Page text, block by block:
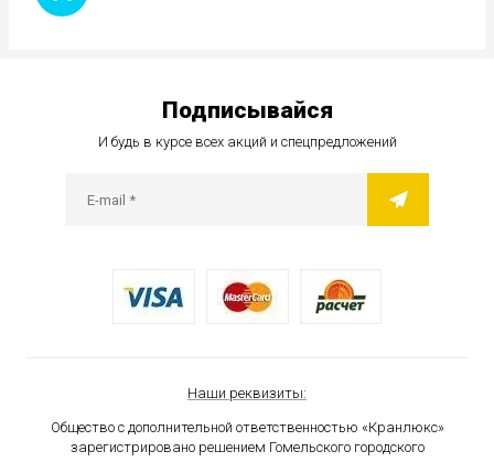
Наши реквизиты:
Общество с дополнительной ответственностью «Кранлюкс»
зарегистрировано решением Гомельского городского
Подписывайся
И будь в курсе всех акций и спецпредложений